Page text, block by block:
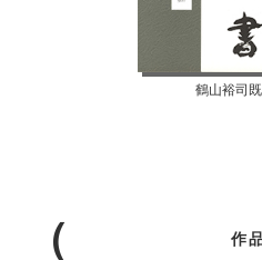
鶴山裕司
作